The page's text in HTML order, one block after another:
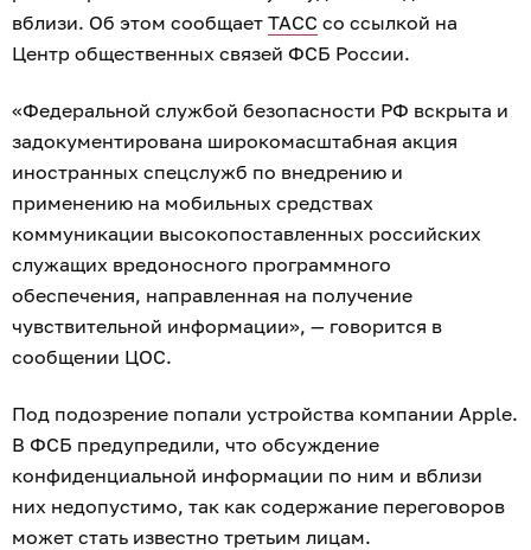
вблизи. Об этом сообщает ТАСС со ссылкой на
Центр общественных связей ФСБ России.
«Федеральной службой безопасности РФ вскрыта и
задокументирована широкомасштабная акция
иностранных спецслужб по внедрению и
применению на мобильных средствах
коммуникации высокопоставленных российских
служащих вредоносного программного
обеспечения, направленная на получение
чувствительной информации», — говорится в
сообщении ЦОС.
Под подозрение попали устройства компании Apple.
В ФСБ предупредили, что обсуждение
конфиденциальной информации по ним и вблизи
них недопустимо, так как содержание переговоров
может стать известно третьим лицам.